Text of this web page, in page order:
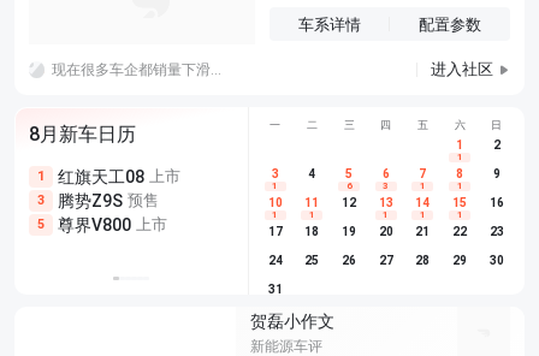
车系详情 配置参数
现在很多车企都销量下滑，而且是持续下滑，这也没办法，对手也越来越多了，而且性价比高的也越来越多 进入社区
8月新车日历
1 红旗天工08 上市
3 腾势Z9S 预售
5 尊界V800 上市
尊界V680 上市
享界G9 预售
别克至境L7 预售
埃安
长城H10
深蓝S05
一 二 三 四 五 六 日
1
1
2
3
1
4 5
6
6
3
7
1
8
1
9
10
1
11
1
12 13
1
14
1
15
1
16
17 18 19 20 21 22 23
24 25 26 27 28 29 30
31
贺磊小作文
新能源车评